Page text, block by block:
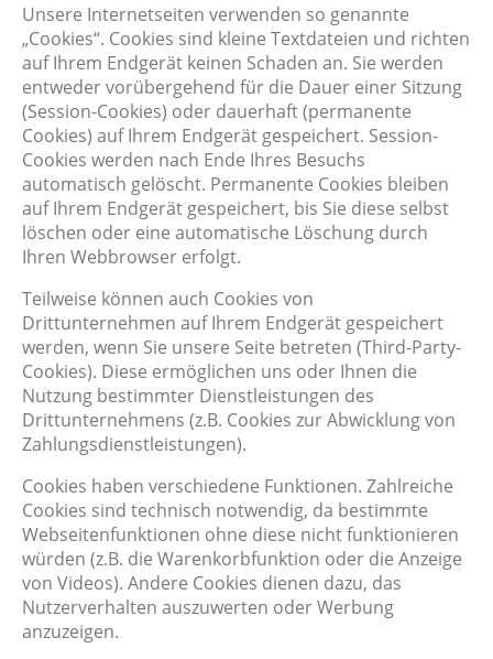
Unsere Internetseiten verwenden so genannte
„Cookies“. Cookies sind kleine Textdateien und richten
auf Ihrem Endgerät keinen Schaden an. Sie werden
entweder vorübergehend für die Dauer einer Sitzung
(Session-Cookies) oder dauerhaft (permanente
Cookies) auf Ihrem Endgerät gespeichert. Session-
Cookies werden nach Ende Ihres Besuchs
automatisch gelöscht. Permanente Cookies bleiben
auf Ihrem Endgerät gespeichert, bis Sie diese selbst
löschen oder eine automatische Löschung durch
Ihren Webbrowser erfolgt.
Teilweise können auch Cookies von
Drittunternehmen auf Ihrem Endgerät gespeichert
werden, wenn Sie unsere Seite betreten (Third-Party-
Cookies). Diese ermöglichen uns oder Ihnen die
Nutzung bestimmter Dienstleistungen des
Drittunternehmens (z.B. Cookies zur Abwicklung von
Zahlungsdienstleistungen).
Cookies haben verschiedene Funktionen. Zahlreiche
Cookies sind technisch notwendig, da bestimmte
Webseitenfunktionen ohne diese nicht funktionieren
würden (z.B. die Warenkorbfunktion oder die Anzeige
von Videos). Andere Cookies dienen dazu, das
Nutzerverhalten auszuwerten oder Werbung
anzuzeigen.